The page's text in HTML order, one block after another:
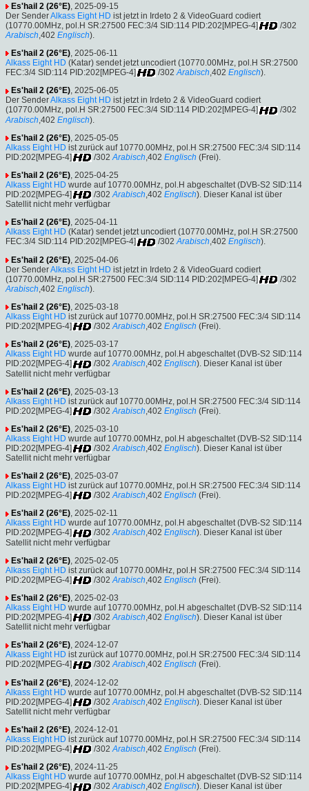
Es'hail 2 (26°E) , 2025-09-15
Der SenderAlkass Eight HD ist jetzt in Irdeto 2 & VideoGuard codiert
(10770.00MHz, pol.H SR:27500 FEC:3/4 SID:114 PID:202[MPEG-4]
/302
Arabisch,402 Englisch).
Es'hail 2 (26°E), 2025-06-11
Alkass Eight HD (Katar) sendet jetzt uncodiert (10770.00MHz, pol.H SR:27500
FEC:3/4 SID:114 PID:202[MPEG-4]
/302 Arabisch,402 Englisch).
Es'hail 2 (26°E), 2025-06-05
Der SenderAlkass Eight HD ist jetzt in Irdeto 2 & VideoGuard codiert
(10770.00MHz, pol.H SR:27500 FEC:3/4 SID:114 PID:202[MPEG-4]
/302
Arabisch ,402 Englisch).
Es'hail 2 (26°E) , 2025-05-05
Alkass Eight HD ist zurück auf 10770.00MHz, pol.H SR:27500 FEC:3/4 SID:114
PID:202[MPEG-4]
/302 Arabisch ,402 Englisch (Frei).
Es'hail 2 (26°E), 2025-04-25
Alkass Eight HD wurde auf 10770.00MHz, pol.H abgeschaltet (DVB-S2 SID:114
PID:202[MPEG-4]
/302 Arabisch,402 Englisch). Dieser Kanal ist über
Satellit nicht mehr verfügbar
Es'hail 2 (26°E), 2025-04-11
Alkass Eight HD (Katar) sendet jetzt uncodiert (10770.00MHz, pol.H SR:27500
FEC:3/4 SID:114 PID:202[MPEG-4]
/302 Arabisch,402 Englisch).
Es'hail 2 (26°E) , 2025-04-06
Der SenderAlkass Eight HD ist jetzt in Irdeto 2 & VideoGuard codiert
(10770.00MHz, pol.H SR:27500 FEC:3/4 SID:114 PID:202[MPEG-4]
/302
Arabisch,402 Englisch).
Es'hail 2 (26°E), 2025-03-18
Alkass Eight HD ist zurück auf 10770.00MHz, pol.H SR:27500 FEC:3/4 SID:114
PID:202[MPEG-4]
/302 Arabisch,402 Englisch (Frei).
Es'hail 2 (26°E), 2025-03-17
Alkass Eight HD wurde auf 10770.00MHz, pol.H abgeschaltet (DVB-S2 SID:114
PID:202[MPEG-4]
/302 Arabisch,402 Englisch). Dieser Kanal ist über
Satellit nicht mehr verfügbar
Es'hail 2 (26°E) , 2025-03-13
Alkass Eight HD ist zurück auf 10770.00MHz, pol.H SR:27500 FEC:3/4 SID:114
PID:202[MPEG-4]
/302 Arabisch ,402 Englisch (Frei).
Es'hail 2 (26°E), 2025-03-10
Alkass Eight HD wurde auf 10770.00MHz, pol.H abgeschaltet (DVB-S2 SID:114
PID:202[MPEG-4]
/302 Arabisch,402 Englisch). Dieser Kanal ist über
Satellit nicht mehr verfügbar
Es'hail 2 (26°E), 2025-03-07
Alkass Eight HD ist zurück auf 10770.00MHz, pol.H SR:27500 FEC:3/4 SID:114
PID:202[MPEG-4]
/302 Arabisch,402 Englisch (Frei).
Es'hail 2 (26°E), 2025-02-11
Alkass Eight HD wurde auf 10770.00MHz, pol.H abgeschaltet (DVB-S2 SID:114
PID:202[MPEG-4]
/302 Arabisch,402 Englisch). Dieser Kanal ist über
Satellit nicht mehr verfügbar
Es'hail 2 (26°E), 2025-02-05
Alkass Eight HD ist zurück auf 10770.00MHz, pol.H SR:27500 FEC:3/4 SID:114
PID:202[MPEG-4]
/302 Arabisch,402 Englisch (Frei).
Es'hail 2 (26°E), 2025-02-03
Alkass Eight HD wurde auf 10770.00MHz, pol.H abgeschaltet (DVB-S2 SID:114
PID:202[MPEG-4]
/302 Arabisch,402 Englisch). Dieser Kanal ist über
Satellit nicht mehr verfügbar
Es'hail 2 (26°E), 2024-12-07
Alkass Eight HD ist zurück auf 10770.00MHz, pol.H SR:27500 FEC:3/4 SID:114
PID:202[MPEG-4]
/302 Arabisch,402 Englisch (Frei).
Es'hail 2 (26°E) , 2024-12-02
Alkass Eight HD wurde auf 10770.00MHz, pol.H abgeschaltet (DVB-S2 SID:114
PID:202[MPEG-4]
/302 Arabisch ,402 Englisch). Dieser Kanal ist über
Satellit nicht mehr verfügbar
Es'hail 2 (26°E), 2024-12-01
Alkass Eight HD ist zurück auf 10770.00MHz, pol.H SR:27500 FEC:3/4 SID:114
PID:202[MPEG-4]
/302 Arabisch,402 Englisch (Frei).
Es'hail 2 (26°E), 2024-11-25
Alkass Eight HD wurde auf 10770.00MHz, pol.H abgeschaltet (DVB-S2 SID:114
PID:202[MPEG-4]
/302 Arabisch,402 Englisch). Dieser Kanal ist über